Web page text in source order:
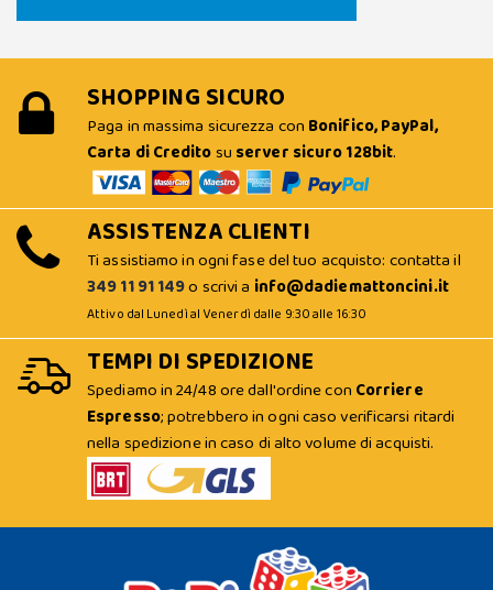
SHOPPING SICURO
Paga in massima sicurezza con Bonifico, PayPal,
Carta di Creditosu server sicuro 128bit.
ASSISTENZA CLIENTI
Ti assistiamo in ogni fase del tuo acquisto: contatta il
349 11 91 149o scrivi a info@dadiemattoncini.it
Attivo dal Lunedì al Venerdì dalle 9:30 alle 16:30
TEMPI DI SPEDIZIONE
Spediamo in 24/48 ore dall'ordine con Corriere
Espresso; potrebbero in ogni caso verificarsi ritardi
nella spedizione in caso di alto volume di acquisti.